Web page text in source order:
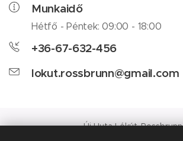
Munkaidő
Hétfő - Péntek: 09:00 - 18:00
+36-67-632-456
lokut.rossbrunn@gmail.com
Új Huta Lókút-Rossbrunn